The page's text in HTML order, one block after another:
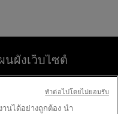
นผังเว็บไซต์
นหาร้านค้า
นได้อย่างถูกต้อง นำ
ทําต่อไปโดยไม่ยอมรับ